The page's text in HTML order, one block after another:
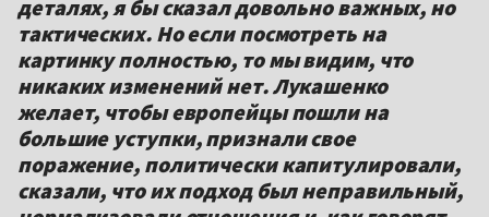
деталях, я бы сказал довольно важных, но
тактических. Но если посмотреть на
картинку полностью, то мы видим, что
никаких изменений нет. Лукашенко
желает, чтобы европейцы пошли на
большие уступки, признали свое
поражение, политически капитулировали,
сказали, что их подход был неправильный,